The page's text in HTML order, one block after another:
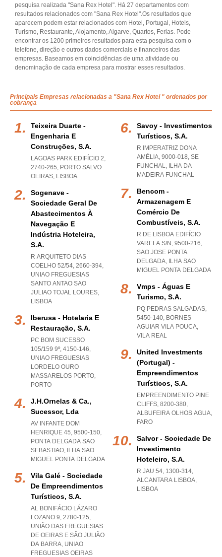
pesquisa realizada "Sana Rex Hotel". Há 27 departamentos com
resultados relacionados com "Sana Rex Hotel".Os resultados que
aparecem podem estar relacionados com Hotel, Portugal, Hoteis,
Turismo, Restaurante, Alojamento, Algarve, Quartos, Ferias. Pode
encontrar os 1200 primeiros resultados para esta pesquisa com o
telefone, direção e outros dados comerciais e financeiros das
empresas. Baseamos em coincidências de uma atividade ou
denominação de cada empresa para mostrar esses resultados.
Principais Empresas relacionadas a "Sana Rex Hotel " ordenados por
cobrança
Teixeira Duarte -
Engenharia E
Construções, S.a.
LAGOAS PARK EDIFÍCIO 2,
2740-265, PORTO SALVO
OEIRAS, LISBOA
Sogenave -
Sociedade Geral De
Abastecimentos À
Navegação E
Indústria Hoteleira,
S.a.
R ARQUITETO DIAS
COELHO 52/54, 2660-394,
UNIAO FREGUESIAS
SANTO ANTAO SAO
JULIAO TOJAL LOURES,
LISBOA
Iberusa - Hotelaria E
Restauração, S.a.
PC BOM SUCESSO
105/159 9º, 4150-146,
UNIAO FREGUESIAS
LORDELO OURO
MASSARELOS PORTO,
PORTO
J.h.ornelas & Ca.,
Sucessor, Lda
AV INFANTE DOM
HENRIQUE 45, 9500-150,
PONTA DELGADA SAO
SEBASTIAO, ILHA SAO
MIGUEL PONTA DELGADA
Vila Galé - Sociedade
De Empreendimentos
Turísticos, S.a.
AL BONIFÁCIO LÁZARO
LOZANO 9, 2780-125,
UNIÃO DAS FREGUESIAS
DE OEIRAS E SÃO JULIÃO
DA BARRA, UNIAO
FREGUESIAS OEIRAS
Savoy - Investimentos
Turísticos, S.a.
R IMPERATRIZ DONA
AMÉLIA, 9000-018, SE
FUNCHAL, ILHA DA
MADEIRA FUNCHAL
Bencom -
Armazenagem E
Comércio De
Combustíveis, S.a.
R DE LISBOA EDIFÍCIO
VARELA S/N, 9500-216,
SAO JOSE PONTA
DELGADA, ILHA SAO
MIGUEL PONTA DELGADA
Vmps - Águas E
Turismo, S.a.
PQ PEDRAS SALGADAS,
5450-140, BORNES
AGUIAR VILA POUCA,
VILA REAL
United Investments
(portugal) -
Empreendimentos
Turísticos, S.a.
EMPREENDIMENTO PINE
CLIFFS, 8200-380,
ALBUFEIRA OLHOS AGUA,
FARO
Salvor - Sociedade De
Investimento
Hoteleiro, S.a.
R JAU 54, 1300-314,
ALCANTARA LISBOA,
LISBOA